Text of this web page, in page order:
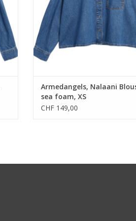
Armedangels, Nalaani
sea foam, XS
CHF 149,00